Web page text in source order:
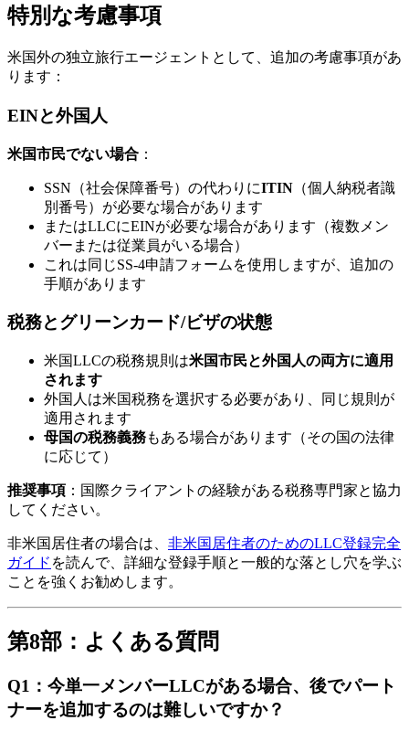
特別な考慮事項
米国外の独立旅行エージェントとして、追加の考慮事項があ
ります：
EINと外国人
米国市民でない場合 ：
SSN（社会保障番号）の代わりにITIN （個人納税者識
別番号）が必要な場合があります
またはLLCにEINが必要な場合があります（複数メン
バーまたは従業員がいる場合）
これは同じSS-4申請フォームを使用しますが、追加の
手順があります
税務とグリーンカード/ビザの状態
米国LLCの税務規則は米国市民と外国人の両方に適用
されます
外国人は米国税務を選択する必要があり、同じ規則が
適用されます
母国の税務義務もある場合があります（その国の法律
に応じて）
推奨事項 ：国際クライアントの経験がある税務専門家と協力
してください。
非米国居住者の場合は、 非米国居住者のためのLLC登録完全
ガイド を読んで、詳細な登録手順と一般的な落とし穴を学ぶ
ことを強くお勧めします。
第8部：よくある質問
Q1：今単一メンバーLLCがある場合、後でパート
ナーを追加するのは難しいですか？